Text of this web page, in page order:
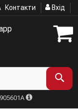
Контакти Вхід